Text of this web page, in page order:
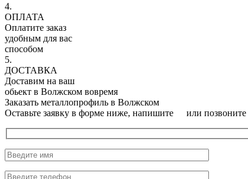
4.
ОПЛАТА
Оплатите заказ
удобным для вас
способом
5.
ДОСТАВКА
Доставим на ваш
обьект в Волжском вовремя
Заказать металлопрофиль в Волжском
Оставьте заявку в форме ниже, напишите
или позвоните